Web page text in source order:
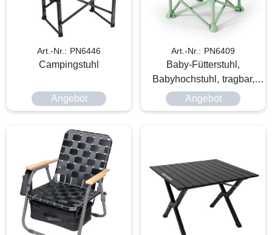
Art.-Nr.: PN6446
Campingstuhl
Angebot
Art.-Nr.: PN6409
Baby-Fütterstuhl,
Babyhochstuhl, tragbar,
faltbar
Angebot